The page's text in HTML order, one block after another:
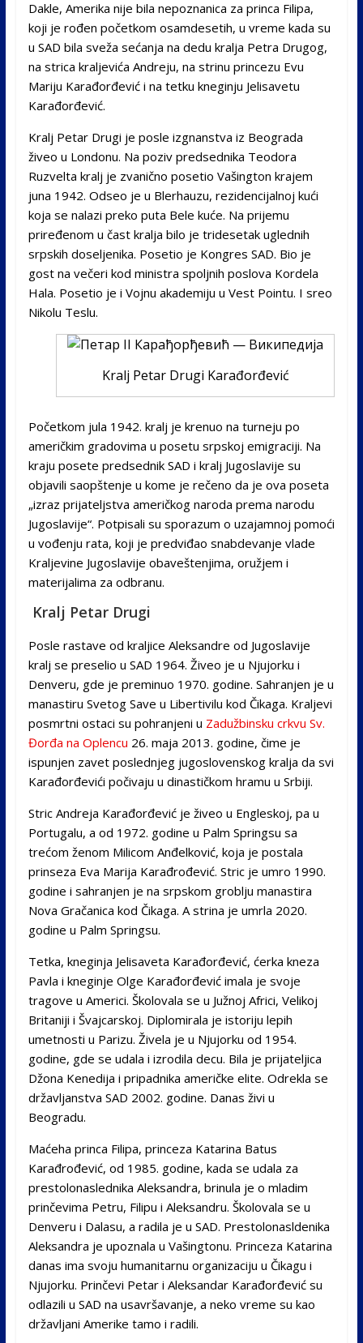
Dakle, Amerika nije bila nepoznanica za princa Filipa,
koji je rođen početkom osamdesetih, u vreme kada su
u SAD bila sveža sećanja na dedu kralja Petra Drugog,
na strica kraljevića Andreju, na strinu princezu Evu
Mariju Karađorđević i na tetku kneginju Jelisavetu
Karađorđević.
Kralj Petar Drugi je posle izgnanstva iz Beograda
živeo u Londonu. Na poziv predsednika Teodora
Ruzvelta kralj je zvanično posetio Vašington krajem
juna 1942. Odseo je u Blerhauzu, rezidencijalnoj kući
koja se nalazi preko puta Bele kuće. Na prijemu
priređenom u čast kralja bilo je tridesetak uglednih
srpskih doseljenika. Posetio je Kongres SAD. Bio je
gost na večeri kod ministra spoljnih poslova Kordela
Hala. Posetio je i Vojnu akademiju u Vest Pointu. I sreo
Nikolu Teslu.
Kralj Petar Drugi Karađorđević
Početkom jula 1942. kralj je krenuo na turneju po
američkim gradovima u posetu srpskoj emigraciji. Na
kraju posete predsednik SAD i kralj Jugoslavije su
objavili saopštenje u kome je rečeno da je ova poseta
„izraz prijateljstva američkog naroda prema narodu
Jugoslavije“. Potpisali su sporazum o uzajamnoj pomoći
u vođenju rata, koji je predviđao snabdevanje vlade
Kraljevine Jugoslavije obaveštenjima, oružjem i
materijalima za odbranu.
Kralj Petar Drugi
Posle rastave od kraljice Aleksandre od Jugoslavije
kralj se preselio u SAD 1964. Živeo je u Njujorku i
Denveru, gde je preminuo 1970. godine. Sahranjen je u
manastiru Svetog Save u Libertivilu kod Čikaga. Kraljevi
posmrtni ostaci su pohranjeni u Zadužbinsku crkvu Sv.
Đorđa na Oplencu 26. maja 2013. godine, čime je
ispunjen zavet poslednjeg jugoslovenskog kralja da svi
Karađorđevići počivaju u dinastičkom hramu u Srbiji.
Stric Andreja Karađorđević je živeo u Engleskoj, pa u
Portugalu, a od 1972. godine u Palm Springsu sa
trećom ženom Milicom Anđelković, koja je postala
prinseza Eva Marija Karađrođević. Stric je umro 1990.
godine i sahranjen je na srpskom groblju manastira
Nova Gračanica kod Čikaga. A strina je umrla 2020.
godine u Palm Springsu.
Tetka, kneginja Jelisaveta Karađorđević, ćerka kneza
Pavla i kneginje Olge Karađorđević imala je svoje
tragove u Americi. Školovala se u Južnoj Africi, Velikoj
Britaniji i Švajcarskoj. Diplomirala je istoriju lepih
umetnosti u Parizu. Živela je u Njujorku od 1954.
godine, gde se udala i izrodila decu. Bila je prijateljica
Džona Kenedija i pripadnika američke elite. Odrekla se
državljanstva SAD 2002. godine. Danas živi u
Beogradu.
Maćeha princa Filipa, princeza Katarina Batus
Karađrođević, od 1985. godine, kada se udala za
prestolonaslednika Aleksandra, brinula je o mladim
prinčevima Petru, Filipu i Aleksandru. Školovala se u
Denveru i Dalasu, a radila je u SAD. Prestolonasldenika
Aleksandra je upoznala u Vašingtonu. Princeza Katarina
danas ima svoju humanitarnu organizaciju u Čikagu i
Njujorku. Prinčevi Petar i Aleksandar Karađorđević su
odlazili u SAD na usavršavanje, a neko vreme su kao
državljani Amerike tamo i radili.